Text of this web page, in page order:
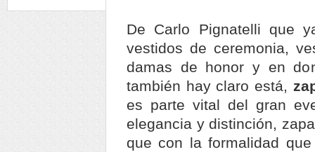
De Carlo Pignatelli que
vestidos de ceremonia,
damas de honor y en
también hay claro está,
es parte vital del gran
elegancia y distinción,
que con la formalidad